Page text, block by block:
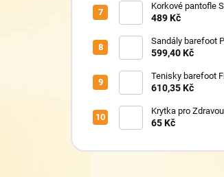
Korkové pantofle
VN/326 černá
489 Kč
Sandály barefoot
TAFI pink uni
599,40 Kč
Tenisky barefoot
G1700440-5 Blue
610,35 Kč
Krytka pro
Floppy
65 Kč